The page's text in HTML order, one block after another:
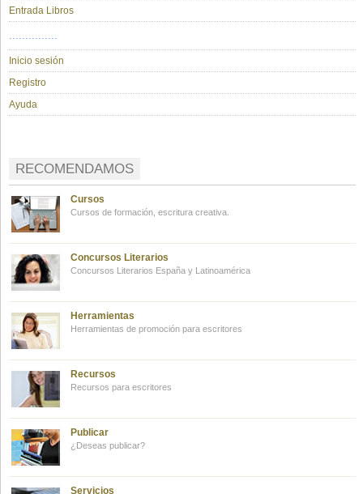
Entrada Libros
...............
Inicio sesión
Registro
Ayuda
RECOMENDAMOS
Cursos
Cursos de formación, escritura creativa.
Concursos Literarios
Concursos Literarios España y Latinoamérica
Herramientas
Herramientas de promoción para escritores
Recursos
Recursos para escritores
Publicar
¿Deseas publicar?
Servicios